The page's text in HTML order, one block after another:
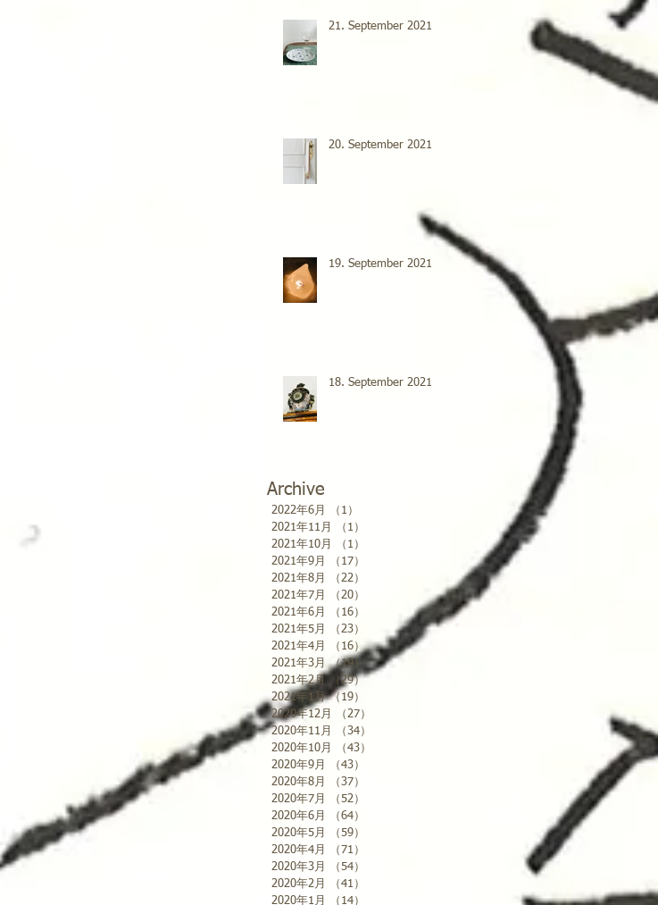
21. September 2021
20. September 2021
19. September 2021
18. September 2021
Archive
2022年6月 （1）
2021年11月
（1）
2021年10月
（1）
2021年9月
（17）
2021年8月
（22）
2021年7月
（20）
2021年6月
（16）
16件の記事
2021年5月
（23）
23件の記事
2021年4月
（16）16件の記事
2021年3月
（19） 19件の記事
2021年2月
（29）29件の記事
2021年1月 （19）
2020年12月
（27）
2020年11月
（34）
2020年10月
（43）
2020年9月
（43）
2020年8月
（37）
2020年7月
（52）
2020年6月
（64）
2020年5月
（59）
2020年4月
（71）
2020年3月
（54）
2020年2月
（41）
2020年1月
（14）